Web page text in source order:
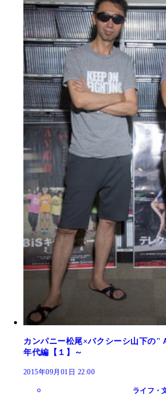
カンパニー松尾×バクシーシ山下の
年代編【１】～
2015年09月01日 22:00
ライフ・